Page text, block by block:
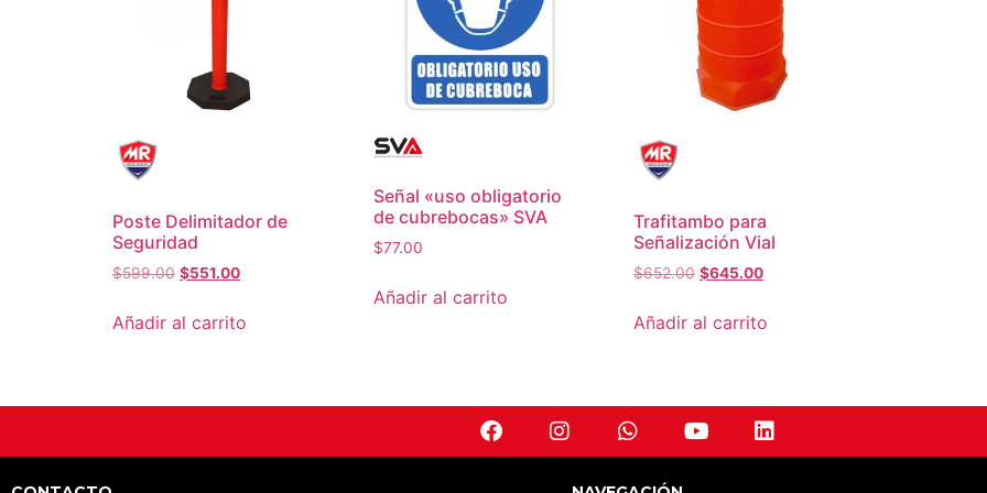
Poste Delimitador de
Seguridad
$599.00 $551.00
Añadir al carrito
Señal «uso obligatorio
de cubrebocas» SVA
$77.00
Añadir al carrito
Trafitambo para
Señalización Vial
$652.00 $645.00
Añadir al carrito